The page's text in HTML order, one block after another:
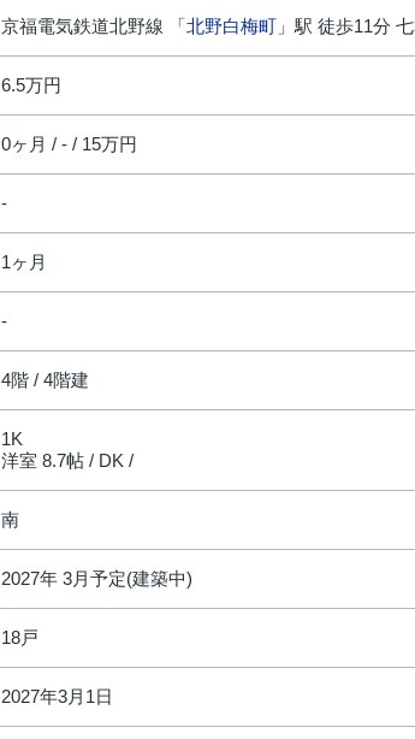
京福電気鉄道北野線 「北野白梅町 」駅 徒歩11分
6.5万円
0ヶ月 / - / 15万円
1ヶ月
4階 / 4階建
1K
洋室 8.7帖 / DK /
南
2027年 3月予定(建築中)
18戸
2027年3月1日